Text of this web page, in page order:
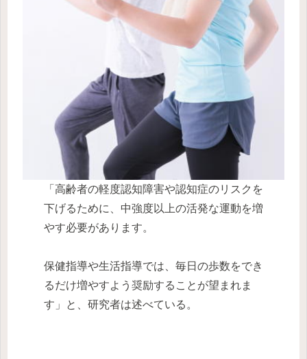
「高齢者の軽度認知障害や認知症のリスクを
下げるために、中強度以上の活発な運動を増
やす必要があります。
保健指導や生活指導では、毎日の歩数をでき
るだけ増やすよう奨励することが望まれま
す」と、研究者は述べている。